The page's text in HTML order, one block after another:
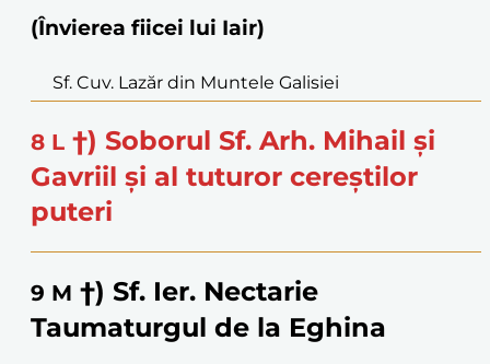
(Învierea fiicei lui Iair)
Sf. Cuv. Lazăr din Muntele Galisiei
8 L †) Soborul Sf. Arh. Mihail și
Gavriil și al tuturor cereștilor
puteri
9 M †) Sf. Ier. Nectarie
Taumaturgul de la Eghina